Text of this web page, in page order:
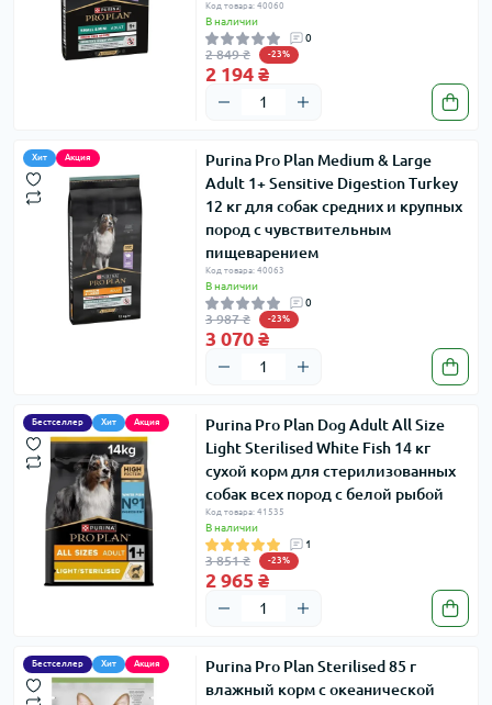
Код товара: 40060
В наличии
0
2 849 ₴ -23%
2 194 ₴
Хит Акция
Purina Pro Plan Medium & Large
Adult 1+ Sensitive Digestion Turkey
12 кг для собак средних и крупных
пород с чувствительным
пищеварением
Код товара: 40063
В наличии
0
3 987 ₴ -23%
3 070 ₴
Бестселлер Хит Акция
Purina Pro Plan Dog Adult All Size
Light Sterilised White Fish 14 кг
сухой корм для стерилизованных
собак всех пород с белой рыбой
Код товара: 41535
В наличии
1
3 851 ₴ -23%
2 965 ₴
Бестселлер Хит Акция
Purina Pro Plan Sterilised 85 г
влажный корм с океанической